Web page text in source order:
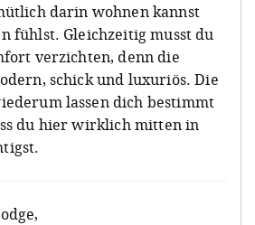
darin wohnen kannst
fühlst. Gleichzeitig musst du
verzichten, denn die
schick und luxuriös. Die
lassen dich bestimmt
du hier wirklich mitten in
,